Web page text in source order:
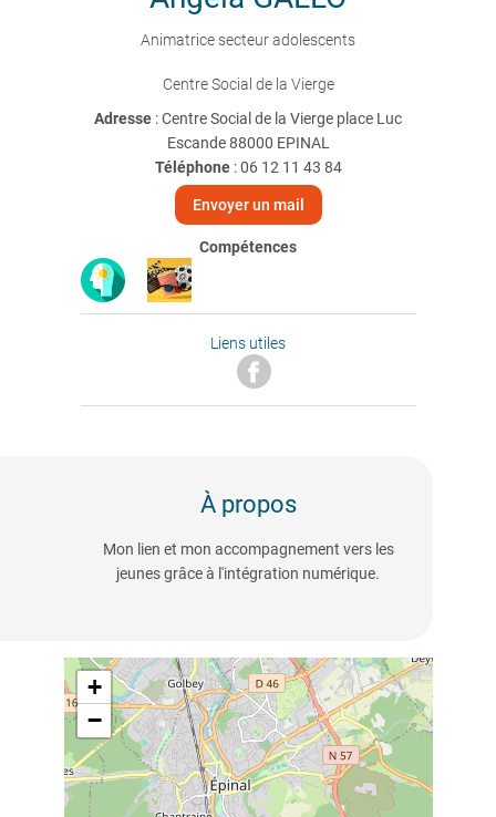
Animatrice secteur adolescents
Centre Social de la Vierge
Adresse : Centre Social de la Vierge place Luc
Escande 88000 EPINAL
Téléphone:06 12 11 43 84
Envoyer un mail
Compétences
Liens utiles
À propos
Mon lien et mon accompagnement vers les
jeunes grâce à l'intégration numérique.
+
−